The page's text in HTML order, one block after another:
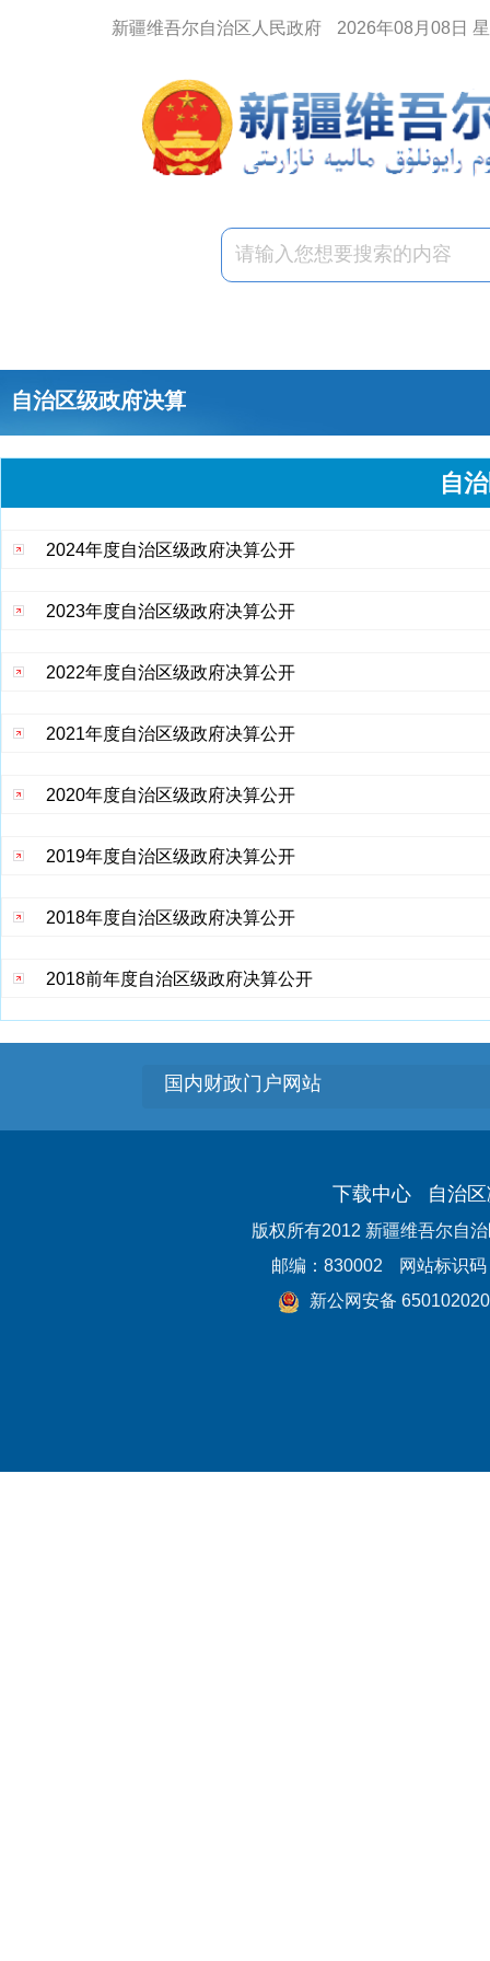
新疆维吾尔自治区人民政府 2026年08月08日
自治区级政府决算
自
2024年度自治区级政府决算公开
2023年度自治区级政府决算公开
2022年度自治区级政府决算公开
2021年度自治区级政府决算公开
2020年度自治区级政府决算公开
2019年度自治区级政府决算公开
2018年度自治区级政府决算公开
2018前年度自治区级政府决算公开
国内财政门户网站
下载中心 自治
版权所有2012 新疆维吾尔自
邮编：830002
网站标识
新公网安备